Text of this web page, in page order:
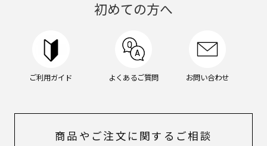
初めての方へ
ご利用ガイド よくあるご質問 お問い合わせ
商品やご注文に関するご相談